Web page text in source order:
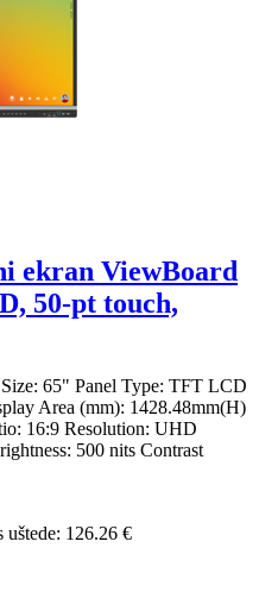
ekran ViewBoard
50-pt touch,
65" Panel Type: TFT LCD
Area (mm): 1428.48mm(H)
16:9 Resolution: UHD
500 nits Contrast
uštede: 126.26 €